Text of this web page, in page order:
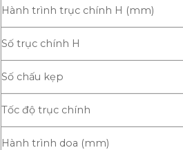
Hành trình trục chính H (mm)
Số trục chính H
Số chấu kẹp
Tốc độ trục chính
Hành trình doa (mm)